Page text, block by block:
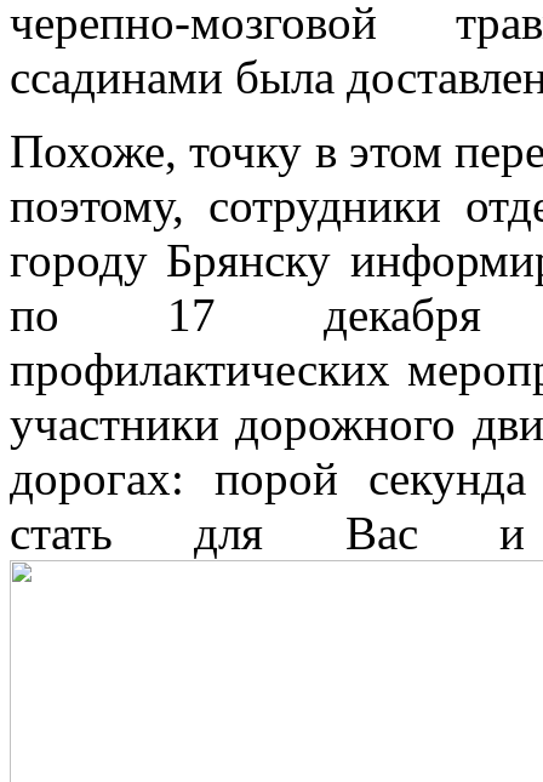
черепно-мозговой
ссадинами была
Похоже, точку в этом
поэтому, сотрудники
городу Брянску
по 17 декабря
профилактических
участники дорожного
дорогах: порой
стать для Вас и